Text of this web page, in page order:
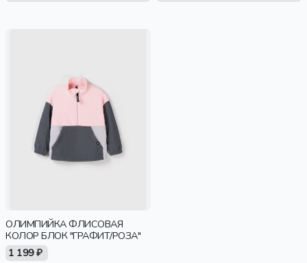
ОЛИМПИЙКА ФЛИСОВАЯ
КОЛОР БЛОК "ГРАФИТ/РОЗА"
1 199 ₽